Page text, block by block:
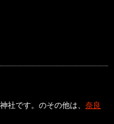
社です。のその他は、 奈良